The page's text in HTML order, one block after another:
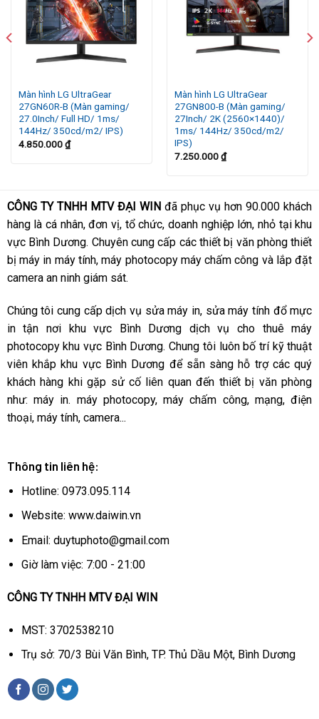
Xem thêm cấu hình chi tiết
hông tin liên hệ :
Hotline: 0973.095.114
Giờ làm việc: Từ 7:00 đến 21:00
Màn hình LG UltraGear
27GN60R-B (Màn gaming/
27.0Inch/ Full HD/ 1ms/
144Hz/ 350cd/m2/ IPS)
4.850.000₫
Màn hình LG UltraGear
27GN800-B (Màn gaming/
27Inch/ 2K (2560×1440)/
1ms/ 144Hz/ 350cd/m2/
IPS)
7.250.000₫
CÔNG TY TNHH MTV ĐẠI WIN đã phục vụ hơn 90.000 khách
hàng là cá nhân, đơn vị, tổ chức, doanh nghiệp lớn, nhỏ tại khu
vực Bình Dương. Chuyên cung cấp các thiết bị văn phòng thiết
bị máy in máy tính, máy photocopy máy chấm công và lắp đặt
camera an ninh giám sát.
Chúng tôi cung cấp dịch vụ sửa máy in, sửa máy tính đổ mực
in tận nơi khu vực Bình Dương dịch vụ cho thuê máy
photocopy khu vực Bình Dương. Chung tôi luôn bố trí kỹ thuật
viên khắp khu vực Bình Dương để sẵn sàng hỗ trợ các quý
khách hàng khi gặp sử cố liên quan đến thiết bị văn phòng
như: máy in. máy photocopy, máy chấm công, mạng, điện
thoại, máy tính, camera...
Thông tin liên hệ:
Hotline: 0973.095.114
Website: www.daiwin.vn
Email: duytuphoto@gmail.com
Giờ làm việc: 7:00 - 21:00
CÔNG TY TNHH MTV ĐẠI WIN
MST: 3702538210
Trụ sở: 70/3 Bùi Văn Bình, TP. Thủ Dầu Một, Bình Dương